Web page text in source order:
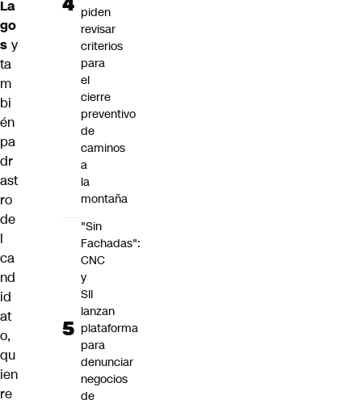
La
go
s y
ta
m
bi
én
pa
dr
ast
ro
de
l
ca
nd
id
at
o,
qu
ien
re
piden
revisar
criterios
para
el
cierre
preventivo
de
caminos
a
la
montaña
"Sin
Fachadas":
CNC
y
SII
lanzan
plataforma
para
denunciar
negocios
de